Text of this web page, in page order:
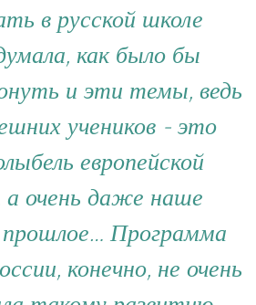
в русской школе
как было бы
и эти темы, ведь
учеников - это
европейской
а очень даже наше
прошлое… Программа
конечно, не очень